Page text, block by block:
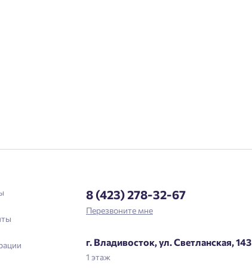
8 (423) 278-32-67
Перезвоните мне
г. Владивосток, ул. Светланская, 143
1 этаж